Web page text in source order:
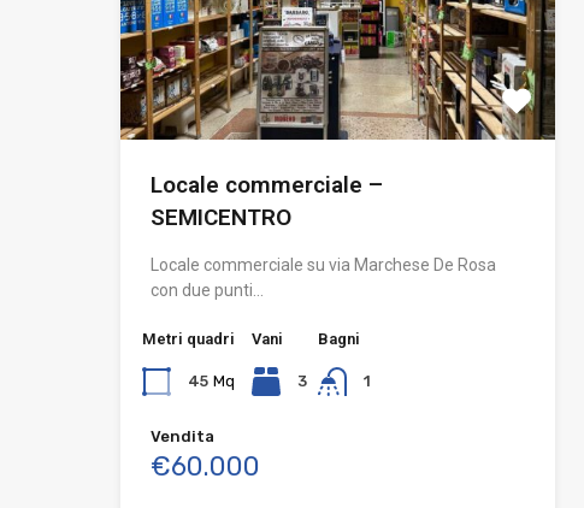
Locale commerciale –
SEMICENTRO
Locale commerciale su via Marchese De Rosa
con due punti…
Metri quadri
45 Mq
Vani
3
Bagni
1
Vendita
€60.000